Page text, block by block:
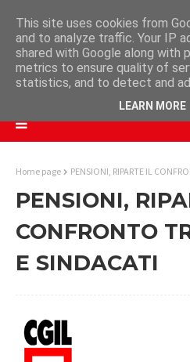
Home page PENSIONI, RIPARTE IL
PENSIONI,
CONFRONTO
E SINDACATI
This site uses cookies from
and to analyze traffic. Your IP
shared with Google along with
metrics to ensure quality of
statistics, and to detect and
LEARN MORE